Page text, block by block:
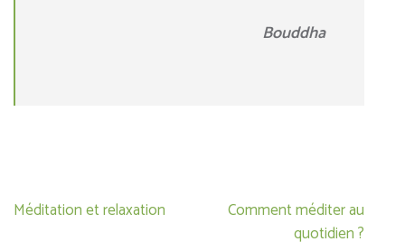
Bouddha
Navigation
Méditation et relaxation
Comment méditer au
quotidien ?